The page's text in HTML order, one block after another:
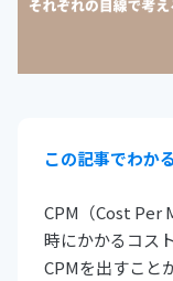
この記事でわか
CPM（Cost Per
時にかかるコス
CPMを出すこと